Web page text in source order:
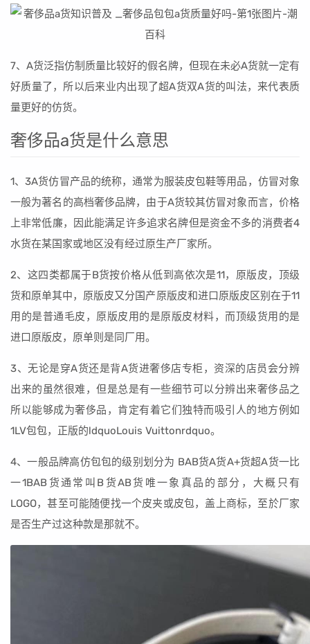
7、A货泛指仿制质量比较好的假名牌，但现在未必A货就一定有
好质量了，所以后来业内出现了超A货双A货的叫法，来代表质
量更好的仿货。
奢侈品a货是什么意思
1、3A货仿冒产品的统称，通常为服装皮包鞋等用品，仿冒对象
一般为著名的高档奢侈品牌，由于A货较其仿冒对象而言，价格
上非常低廉，因此能满足许多追求名牌但是资金不多的消费者4
水货在某国家或地区没有经过原生产厂家所。
2、这四类都属于B货按价格从低到高依次是11，原版皮，顶级
货和原单其中，原版皮又分国产原版皮和进口原版皮区别在于11
用的是普通毛皮，原版皮用的是原版皮材料，而顶级货用的是
进口原版皮，原单则是同厂用。
3、无论是穿A货还是背A货进奢侈店专柜，资深的店员会分辨
出来的虽然很难，但是总是有一些细节可以分辨出来奢侈品之
所以能够成为奢侈品，肯定有着它们独特而吸引人的地方例如
1LV包包，正版的ldquoLouis Vuittonrdquo。
4、一般品牌高仿包包的级别划分为 BAB货A货A+货超A货一比
一1BAB货通常叫B货AB货唯一象真品的部分，大概只有
LOGO，甚至可能随便找一个皮夹或皮包，盖上商标，至於厂家
是否生产过这种款是那就不。